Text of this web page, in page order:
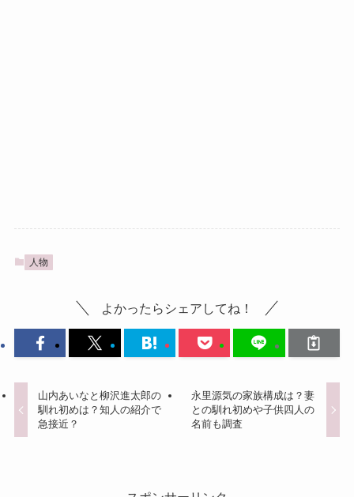
人物
よかったらシェアしてね！
山内あいなと柳沢進太郎の
馴れ初めは？知人の紹介で
急接近？
永里源気の家族構成は？妻
との馴れ初めや子供四人の
名前も調査